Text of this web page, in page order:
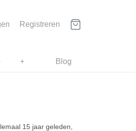
Registreren
Blog
+
15 jaar geleden,